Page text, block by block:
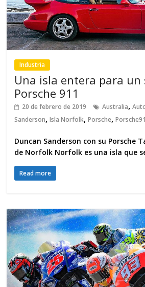
Industria
Una isla entera para
Porsche 911
20 de febrero de 2019 Australia,
Sanderson,Isla Norfolk,Porsche,
Duncan Sanderson con su Porsche
de Norfolk Norfolk es una isla que
Read more